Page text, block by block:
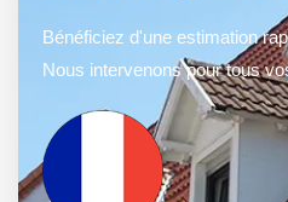
Bénéficiez d'une estimation
Nous intervenons pour tous